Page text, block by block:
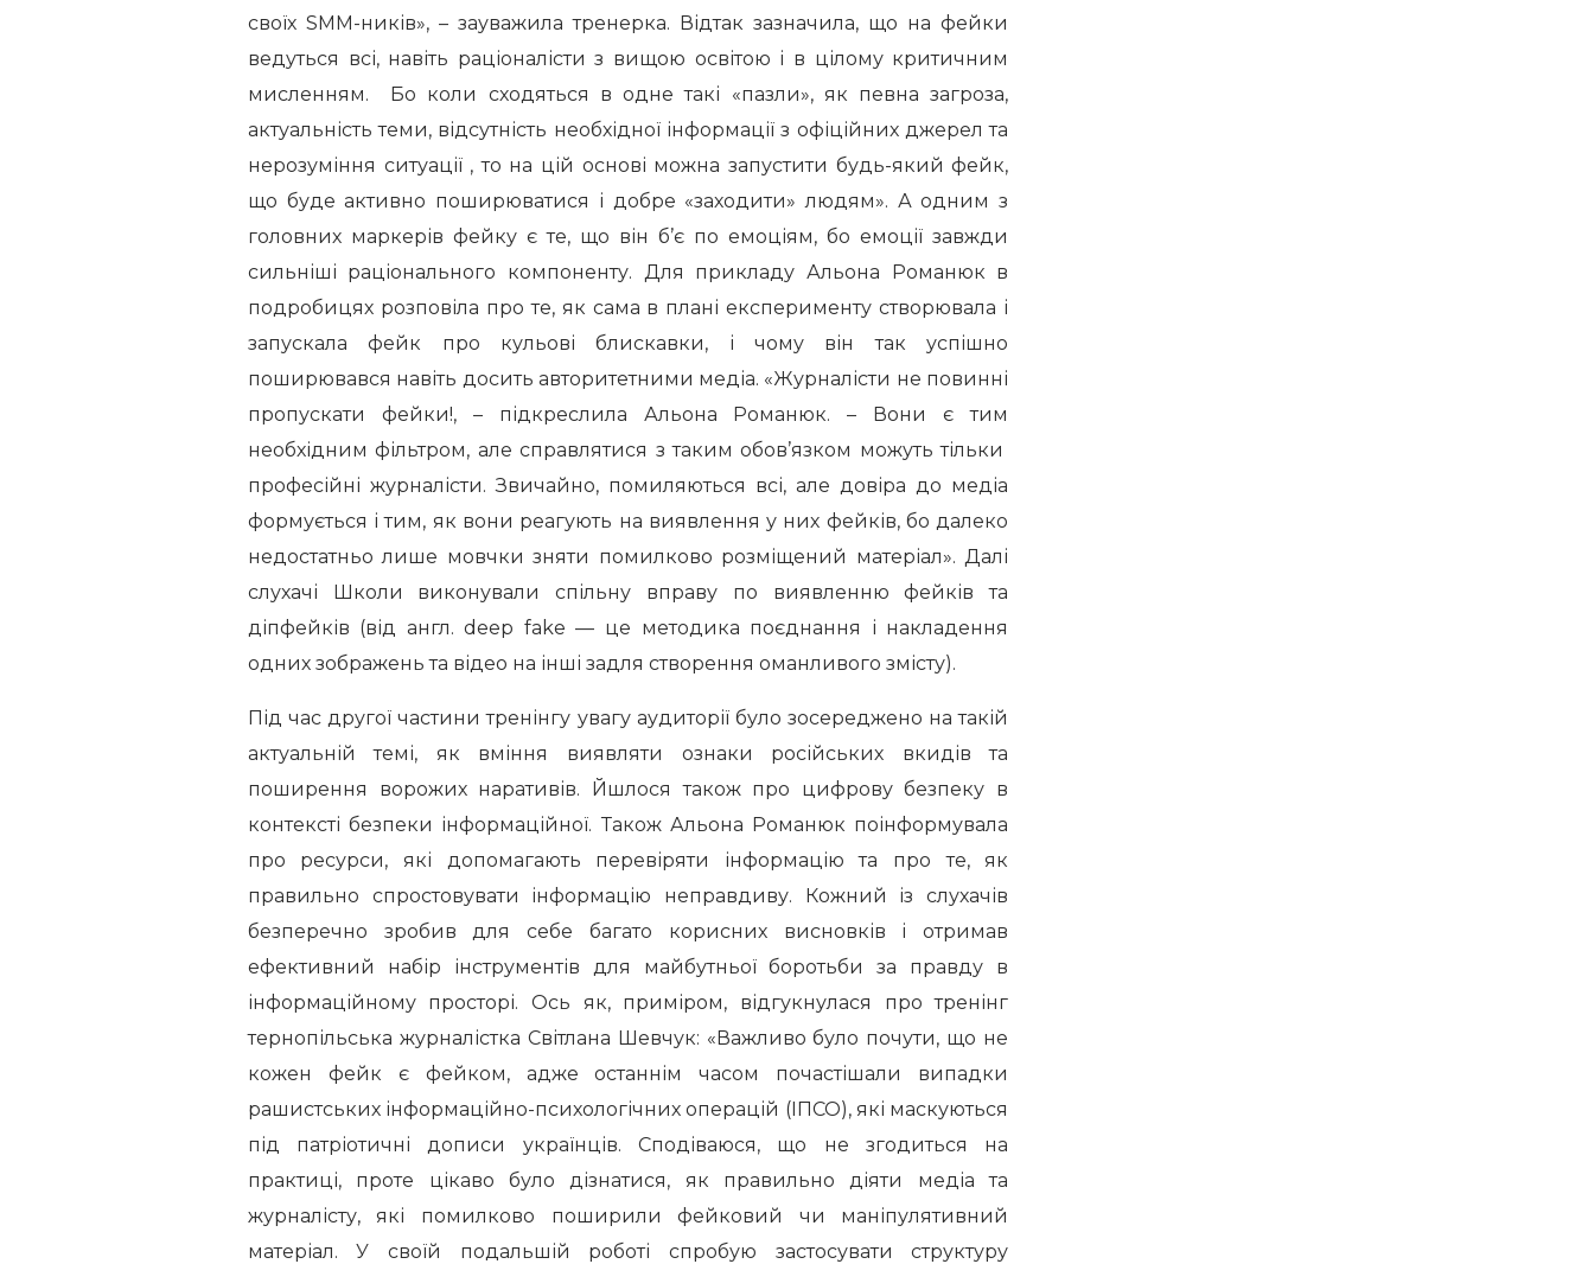
своїх SMM-ників», – зауважила тренерка. Відтак зазначила, що на фейки
ведуться всі, навіть раціоналісти з вищою освітою і в цілому критичним
мисленням. Бо коли сходяться в одне такі «пазли», як певна загроза,
актуальність теми, відсутність необхідної інформації з офіційних джерел та
нерозуміння ситуації , то на цій основі можна запустити будь-який фейк,
що буде активно поширюватися і добре «заходити» людям». А одним з
головних маркерів фейку є те, що він б’є по емоціям, бо емоції завжди
сильніші раціонального компоненту. Для прикладу Альона Романюк в
подробицях розповіла про те, як сама в плані експерименту створювала і
запускала фейк про кульові блискавки, і чому він так успішно
поширювався навіть досить авторитетними медіа. «Журналісти не повинні
пропускати фейки!, – підкреслила Альона Романюк. – Вони є тим
необхідним фільтром, але справлятися з таким обов’язком можуть тільки
професійні журналісти. Звичайно, помиляються всі, але довіра до медіа
формується і тим, як вони реагують на виявлення у них фейків, бо далеко
недостатньо лише мовчки зняти помилково розміщений матеріал». Далі
слухачі Школи виконували спільну вправу по виявленню фейків та
діпфейків (від англ. deep fake — це методика поєднання і накладення
одних зображень та відео на інші задля створення оманливого змісту).
Під час другої частини тренінгу увагу аудиторії було зосереджено на такій
актуальній темі, як вміння виявляти ознаки російських вкидів та
поширення ворожих наративів. Йшлося також про цифрову безпеку в
контексті безпеки інформаційної. Також Альона Романюк поінформувала
про ресурси, які допомагають перевіряти інформацію та про те, як
правильно спростовувати інформацію неправдиву. Кожний із слухачів
безперечно зробив для себе багато корисних висновків і отримав
ефективний набір інструментів для майбутньої боротьби за правду в
інформаційному просторі. Ось як, приміром, відгукнулася про тренінг
тернопільська журналістка Світлана Шевчук: «Важливо було почути, що не
кожен фейк є фейком, адже останнім часом почастішали випадки
рашистських інформаційно-психологічних операцій (ІПСО), які маскуються
під патріотичні дописи українців. Сподіваюся, що не згодиться на
практиці, проте цікаво було дізнатися, як правильно діяти медіа та
журналісту, які помилково поширили фейковий чи маніпулятивний
матеріал. У своїй подальшій роботі спробую застосувати структуру